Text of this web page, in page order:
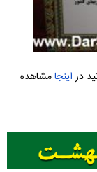
در اینجامشاهده